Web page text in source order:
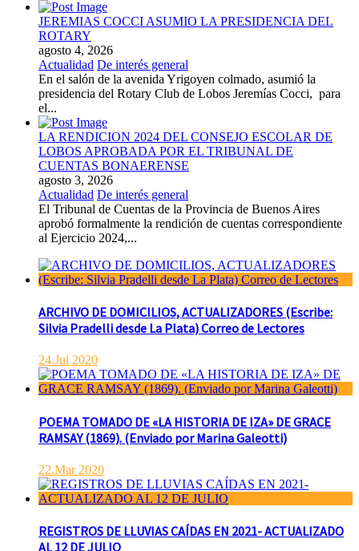
JEREMIAS COCCI ASUMIO LA PRESIDENCIA DEL
ROTARY
agosto 4, 2026
Actualidad De interés general
En el salón de la avenida Yrigoyen colmado, asumió la
presidencia del Rotary Club de Lobos Jeremías Cocci, para
el...
LA RENDICION 2024 DEL CONSEJO ESCOLAR DE
LOBOS APROBADA POR EL TRIBUNAL DE
CUENTAS BONAERENSE
agosto 3, 2026
Actualidad De interés general
El Tribunal de Cuentas de la Provincia de Buenos Aires
aprobó formalmente la rendición de cuentas correspondiente
al Ejercicio 2024,...
ARCHIVO DE DOMICILIOS, ACTUALIZADORES (Escribe:
Silvia Pradelli desde La Plata) Correo de Lectores
24.Jul 2020
POEMA TOMADO DE «LA HISTORIA DE IZA» DE GRACE
RAMSAY (1869). (Enviado por Marina Galeotti)
22.Mar 2020
REGISTROS DE LLUVIAS CAÍDAS EN 2021- ACTUALIZADO
AL 12 DE JULIO